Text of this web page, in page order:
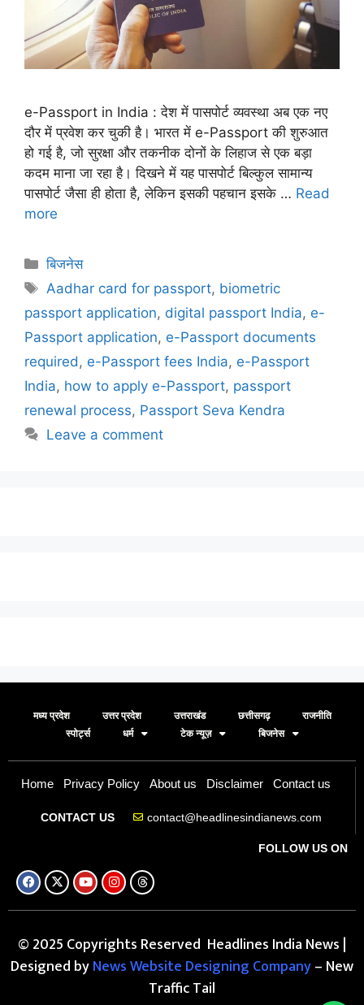
e-Passport in India : देश में पासपोर्ट व्यवस्था अब एक नए
दौर में प्रवेश कर चुकी है। भारत में e-Passport की शुरुआत
हो गई है, जो सुरक्षा और तकनीक दोनों के लिहाज से एक बड़ा
कदम माना जा रहा है। दिखने में यह पासपोर्ट बिल्कुल सामान्य
पासपोर्ट जैसा ही होता है, लेकिन इसकी पहचान इसके … Read
more
बिजनेस
Aadhar card for passport, biometric
passport application, digital passport India, e-
Passport application, e-Passport documents
required , e-Passport fees India, e-Passport
India, how to apply e-Passport, passport
renewal process, Passport Seva Kendra
Leave a comment
मध्य प्रदेश उत्तर प्रदेश उत्तराखंड छत्तीसगढ़
राजनीति
स्पोर्ट्स
धर्म टेक न्यूज़ बिजनेस
Home Privacy Policy About us Disclaimer Contact us
CONTACT US contact@headlinesindianews.com
FOLLOW US ON
© 2025 Copyrights Reserved Headlines India News |
Designed byNews Website Designing Company– New
Traffic Tail